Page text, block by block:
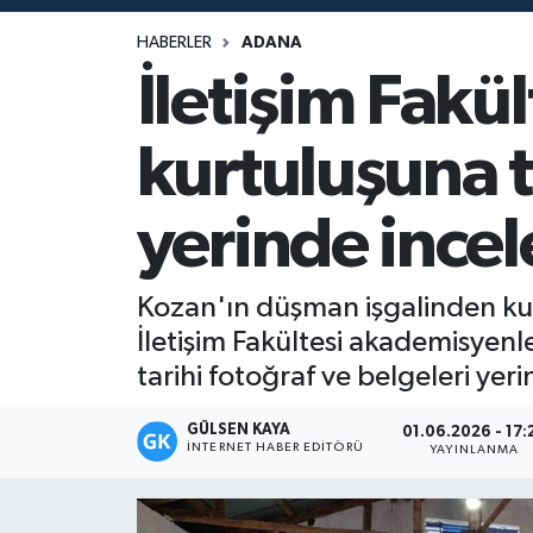
HABERLER ADANA
İletişim
kurtuluşuna
yerinde
Kozan'ın düşman işgalinden
İletişim Fakültesi
tarihi fotoğraf ve belgeleri
GÜLSEN KAYA
İNTERNET HABER EDITÖRÜ
01.06.2026 -
YAYINLANMA
Magazin
Mersin Tarihi
Politika
Resmi İlan
Sürmanşet